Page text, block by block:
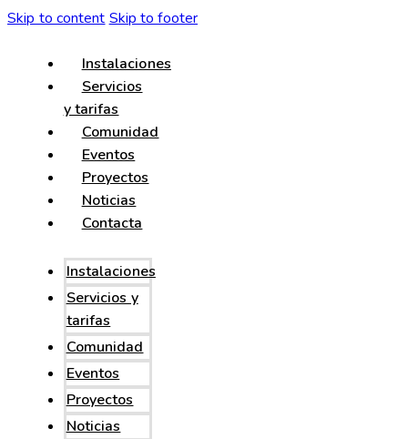
Skip to content Skip to footer
Instalaciones
Servicios
y tarifas
Comunidad
Eventos
Proyectos
Noticias
Contacta
Instalaciones
Servicios y
tarifas
Comunidad
Eventos
Proyectos
Noticias